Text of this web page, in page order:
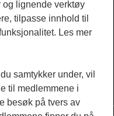
Vær Varsom-
og lignende verktøy
tilpasse innhold til
Les mer
samtykker under, vil
til medlemmene i
besøk på tvers av